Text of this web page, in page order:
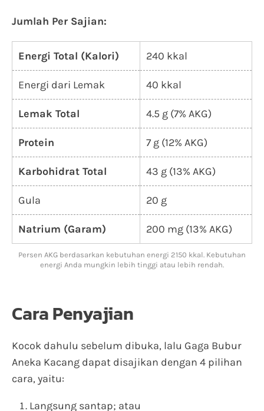
Jumlah Per Sajian:
Energi Total (Kalori) 240 kkal
Energi dari Lemak 40 kkal
Lemak Total 4.5 g (7% AKG)
Protein 7 g (12% AKG)
Karbohidrat Total 43 g (13% AKG)
Gula 20 g
Natrium (Garam) 200 mg (13% AKG)
Persen AKG berdasarkan kebutuhan energi 2150 kkal. Kebutuhan
energi Anda mungkin lebih tinggi atau lebih rendah.
Cara Penyajian
Kocok dahulu sebelum dibuka, lalu Gaga Bubur
Aneka Kacang dapat disajikan dengan 4 pilihan
cara, yaitu:
Langsung santap; atau